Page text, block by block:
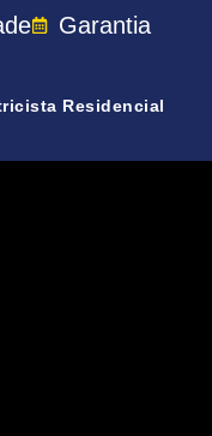
Garantia
Residencial